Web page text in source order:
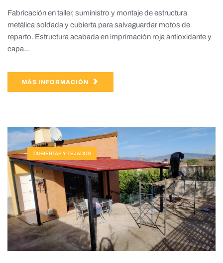
Fabricación en taller, suministro y montaje de estructura
metálica soldada y cubierta para salvaguardar motos de
reparto. Estructura acabada en imprimación roja antioxidante y
capa...
MÁS INFORMACIÓN
CUBIERTAS Y TEJADOS